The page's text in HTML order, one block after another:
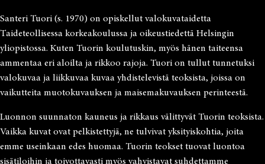
Santeri Tuori (s. 1970) on opiskellut valokuvataidetta
Taideteollisessa korkeakoulussa ja oikeustiedettä Helsingin
yliopistossa. Kuten Tuorin koulutuskin, myös hänen taiteensa
ammentaa eri aloilta ja rikkoo rajoja. Tuori on tullut tunnetuksi
valokuvaa ja liikkuvaa kuvaa yhdistelevistä teoksista, joissa on
vaikutteita muotokuvauksen ja maisemakuvauksen perinteestä.
Luonnon suunnaton kauneus ja rikkaus välittyvät Tuorin teoksista.
Vaikka kuvat ovat pelkistettyjä, ne tulvivat yksityiskohtia, joita
emme useinkaan edes huomaa. Tuorin teokset tuovat luontoa
sisätiloihin ja toivottavasti myös vahvistavat suhdettamme